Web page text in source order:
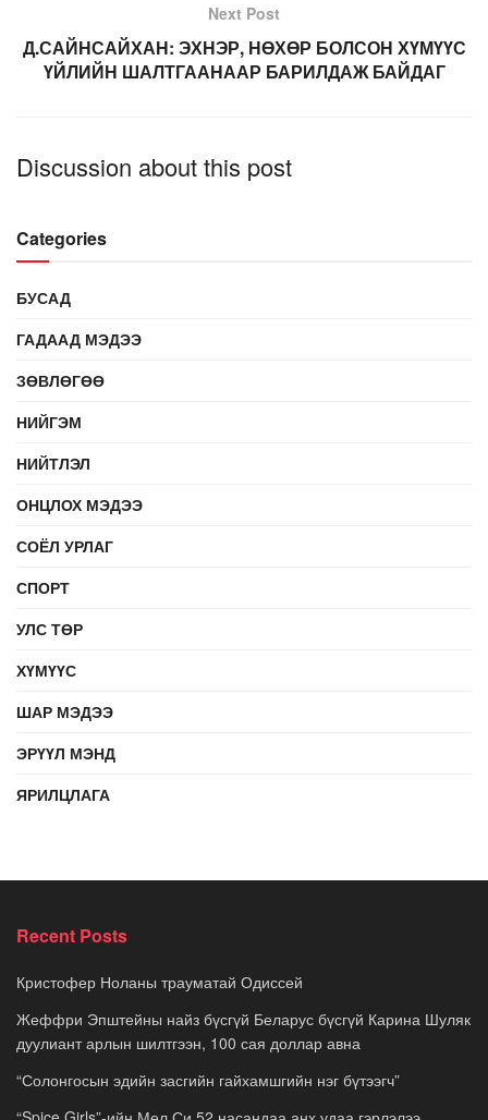
Next Post
Д.САЙНСАЙХАН: ЭХНЭР, НӨХӨР БОЛСОН ХҮМҮҮС
ҮЙЛИЙН ШАЛТГААНААР БАРИЛДАЖ БАЙДАГ
Discussion about this post
Categories
БУСАД
ГАДААД МЭДЭЭ
ЗӨВЛӨГӨӨ
НИЙГЭМ
НИЙТЛЭЛ
ОНЦЛОХ МЭДЭЭ
СОЁЛ УРЛАГ
СПОРТ
УЛС ТӨР
ХҮМҮҮС
ШАР МЭДЭЭ
ЭРҮҮЛ МЭНД
ЯРИЛЦЛАГА
Recent Posts
Кристофер Ноланы трауматай Одиссей
Жеффри Эпштейны найз бүсгүй Беларус бүсгүй Карина Шуляк
дуулиант арлын шилтгээн, 100 сая доллар авна
“Солонгосын эдийн засгийн гайхамшгийн нэг бүтээгч”